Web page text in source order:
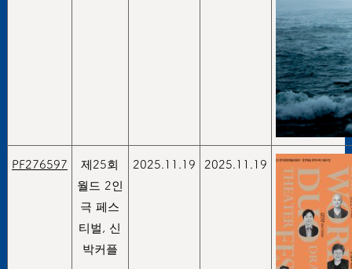
PF276597
제25회
월드 2인
극 페스
티벌, 신
박커플
2025.11.19 2025.11.19